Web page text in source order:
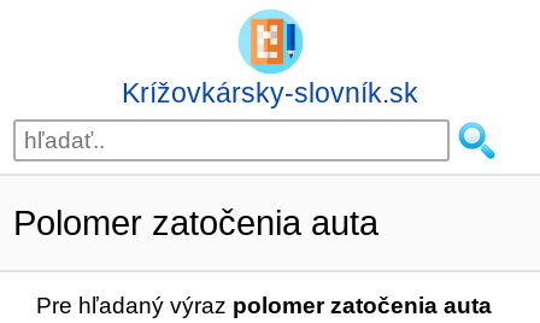
Krížovkársky-slovník.sk
Polomer zatočenia auta
Pre hľadaný výraz polomer zatočenia auta